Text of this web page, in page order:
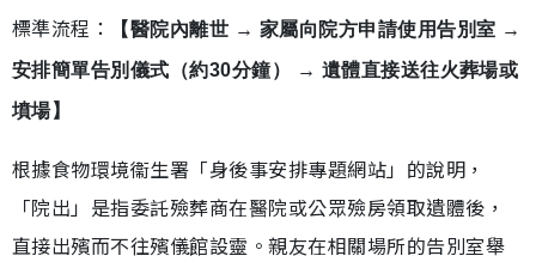
標準流程：
【醫院內離世 → 家屬向院方申請使用告別室 →
安排簡單告別儀式（約30分鐘） → 遺體直接送往火葬場或
墳場】
根據食物環境衞生署「身後事安排專題網站」的說明，
「院出」是指委託殮葬商在醫院或公眾殮房領取遺體後，
直接出殯而不往殯儀館設靈。親友在相關場所的告別室舉